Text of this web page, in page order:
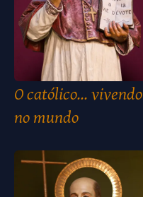
O católico... vivendo
no mundo